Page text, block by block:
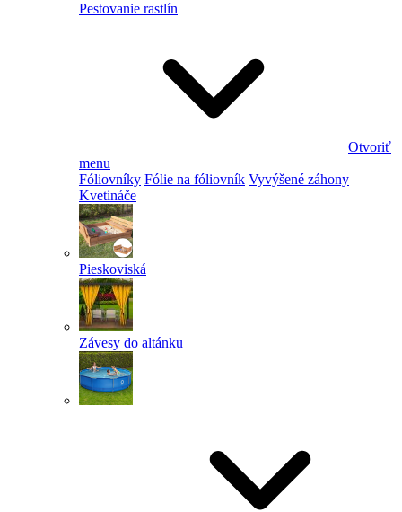
Pestovanie rastlín
Otvoriť
menu
Fóliovníky Fólie na fóliovník Vyvýšené záhony
Kvetináče
Pieskoviská
Závesy do altánku